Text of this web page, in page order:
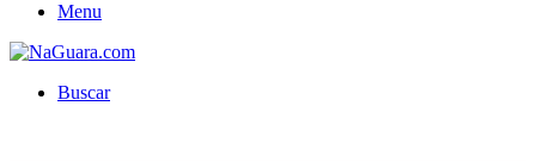
Menu
Buscar